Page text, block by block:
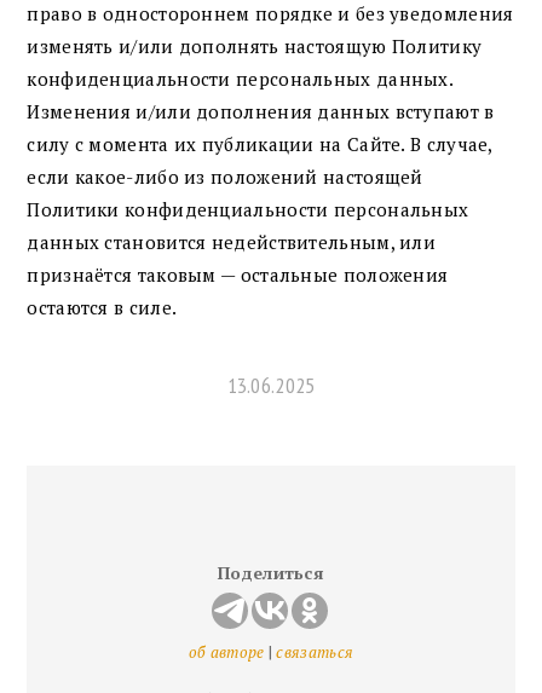
право в одностороннем порядке и без уведомления
изменять и/или дополнять настоящую Политику
конфиденциальности персональных данных.
Изменения и/или дополнения данных вступают в
силу с момента их публикации на Сайте. В случае,
если какое-либо из положений настоящей
Политики конфиденциальности персональных
данных становится недействительным, или
признаётся таковым — остальные положения
остаются в силе.
13.06.2025
Поделиться
об авторе |связаться